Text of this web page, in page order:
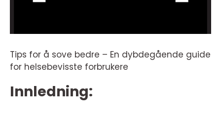
Tips for å sove bedre – En dybdegående guide
for helsebevisste forbrukere
Innledning: